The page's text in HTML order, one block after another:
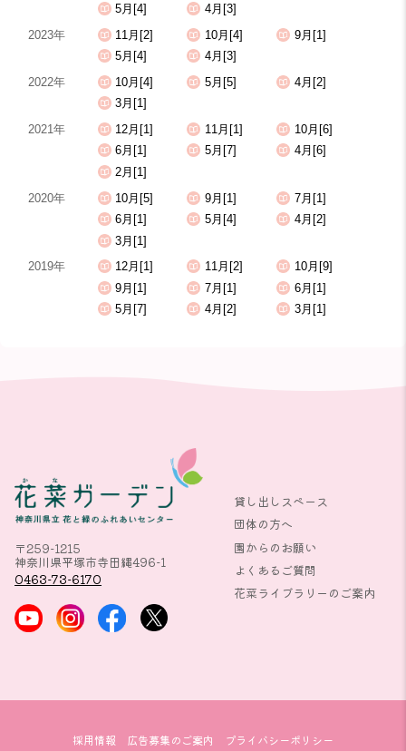
5月[4]
4月[3]
2023年
11月[2] 10月[4]
9月[1]
5月[4]
4月[3]
2022年
10月[4] 5月[5]
4月[2]
3月[1]
2021年
12月[1] 11月[1]
10月[6]
6月[1]
5月[7]
4月[6]
2月[1]
2020年
10月[5] 9月[1]
7月[1]
6月[1]
5月[4]
4月[2]
3月[1]
2019年
12月[1] 11月[2]
10月[9]
9月[1]
7月[1]
6月[1]
5月[7]
4月[2] 3月[1]
〒259-1215
神奈川県平塚市寺田縄496-1
0463-73-6170
貸し出しスペース
団体の方へ
園からのお願い
よくあるご質問
花菜ライブラリーのご案内
採用情報 広告募集のご案内 プライバシーポリシー